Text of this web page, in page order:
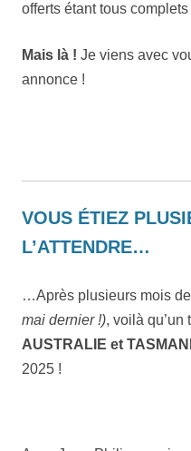
offerts étant tous
Mais là ! Je viens avec
annonce !
VOUS ÉTIEZ
L’ATTENDRE…
…Après plusieurs mois de
mai dernier !), voilà
AUSTRALIE et
2025 !